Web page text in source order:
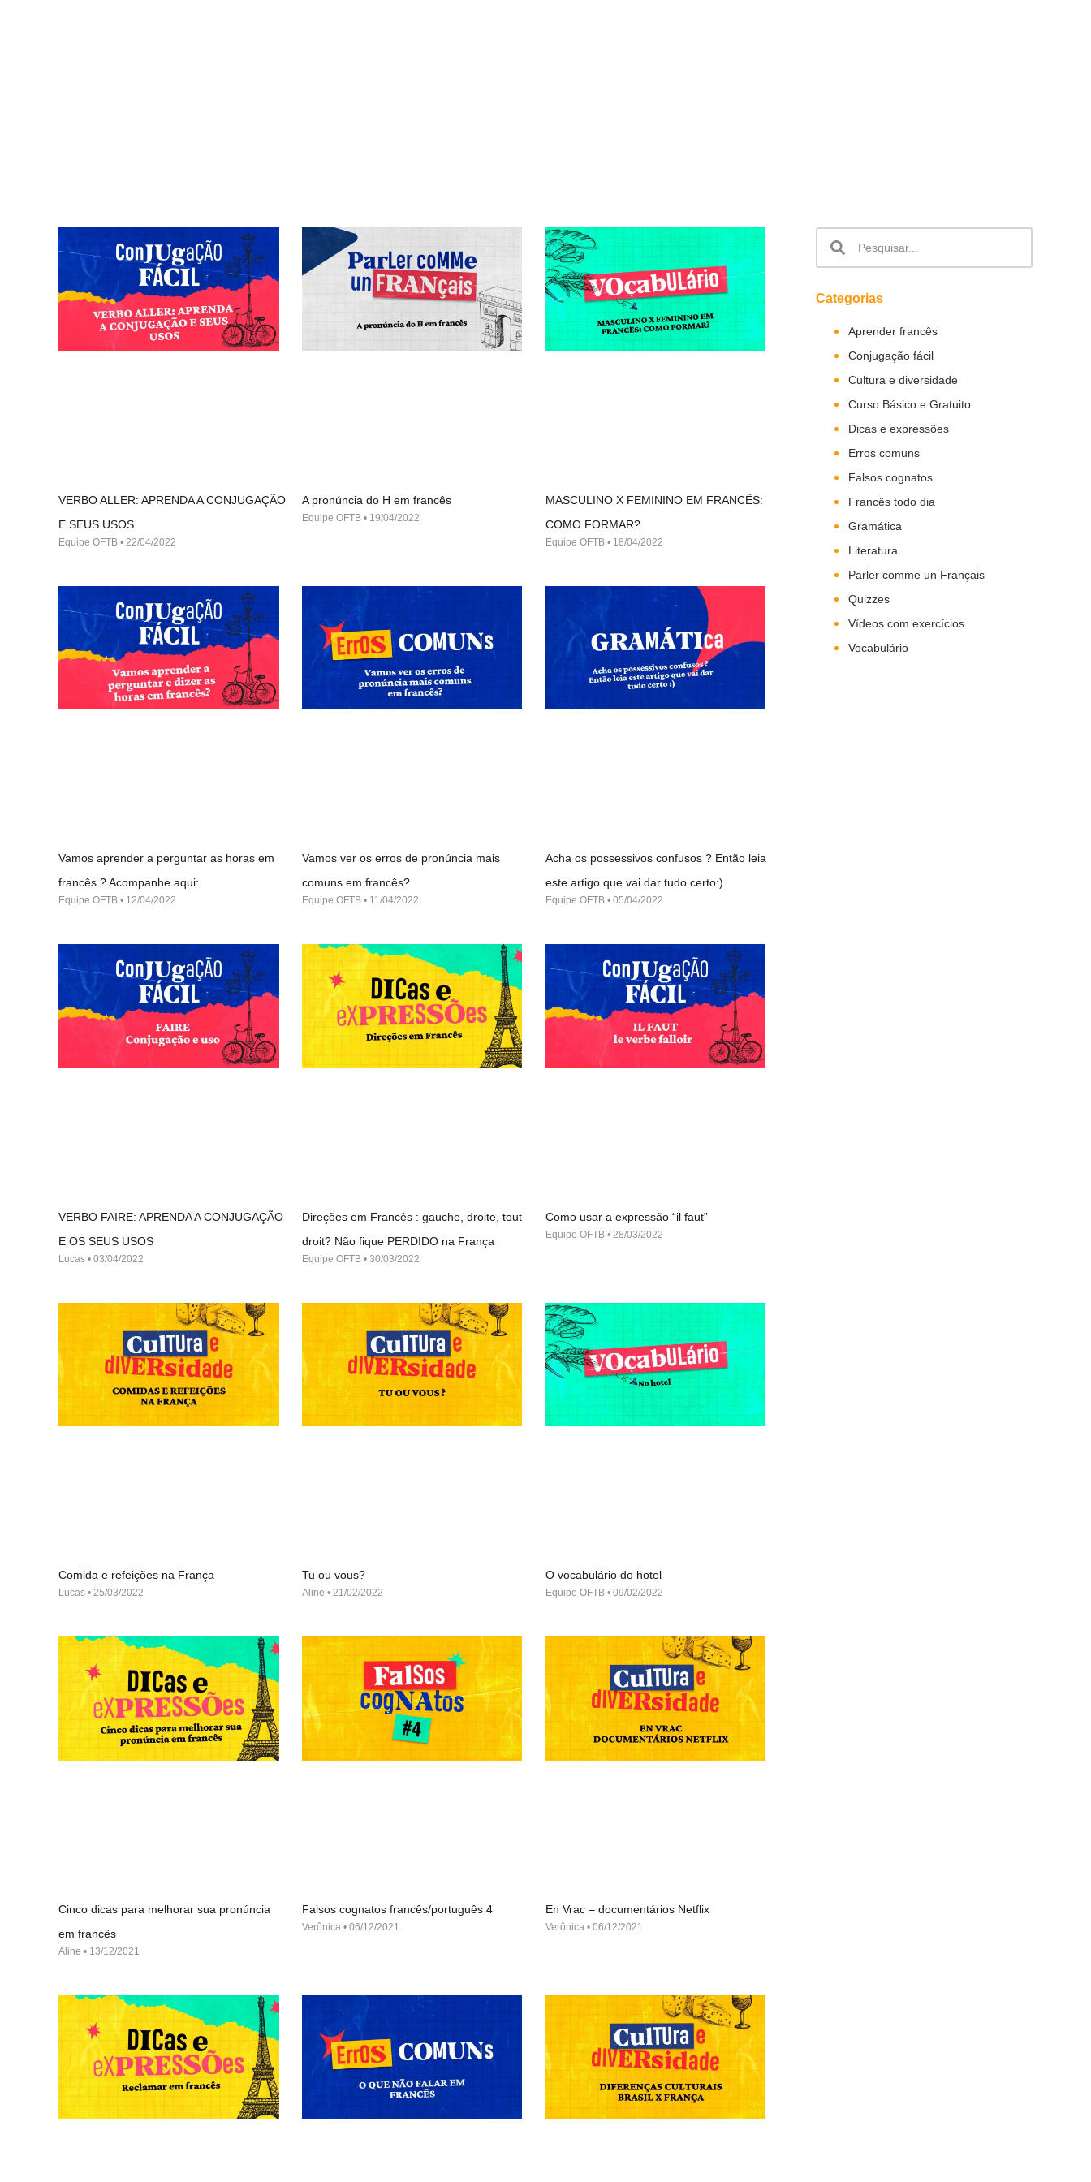
VERBO ALLER: APRENDA A CONJUGAÇÃO
E SEUS USOS
Equipe OFTB 22/04/2022
A pronúncia do H em francês
Equipe OFTB 19/04/2022
MASCULINO X FEMININO EM FRANCÊS:
COMO FORMAR?
Equipe OFTB 18/04/2022
Vamos aprender a perguntar as horas em
francês ? Acompanhe aqui:
Equipe OFTB 12/04/2022
Vamos ver os erros de pronúncia mais
comuns em francês?
Equipe OFTB 11/04/2022
Acha os possessivos confusos ? Então leia
este artigo que vai dar tudo certo:)
Equipe OFTB 05/04/2022
VERBO FAIRE: APRENDA A CONJUGAÇÃO
E OS SEUS USOS
Lucas 03/04/2022
Direções em Francês : gauche, droite, tout
droit? Não fique PERDIDO na França
Equipe OFTB 30/03/2022
Como usar a expressão “il faut”
Equipe OFTB 28/03/2022
Comida e refeições na França
Lucas 25/03/2022
Tu ou vous?
Aline 21/02/2022
O vocabulário do hotel
Equipe OFTB 09/02/2022
Cinco dicas para melhorar sua pronúncia
em francês
Aline 13/12/2021
Falsos cognatos francês/português 4
Verônica 06/12/2021
En Vrac – documentários Netflix
Verônica 06/12/2021
Categorias
Aprender francês
Conjugação fácil
Cultura e diversidade
Curso Básico e Gratuito
Dicas e expressões
Erros comuns
Falsos cognatos
Francês todo dia
Gramática
Literatura
Parler comme un Français
Quizzes
Vídeos com exercícios
Vocabulário